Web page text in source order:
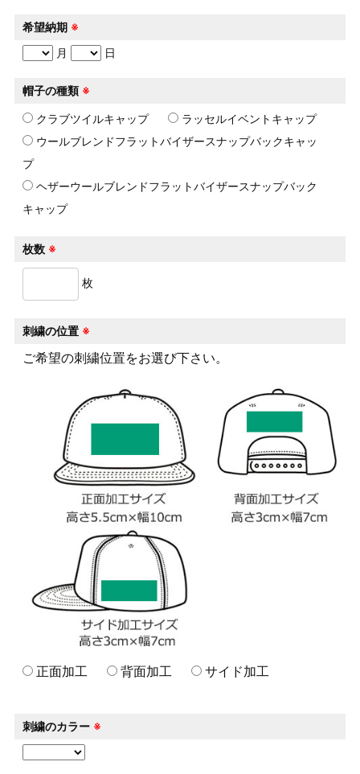
希望納期 ※
月
日
帽子の種類※
クラブツイルキャップ
ラッセルイベントキャップ
ウールブレンドフラットバイザースナップバックキャッ
プ
ヘザーウールブレンドフラットバイザースナップバック
キャップ
枚数※
枚
刺繍の位置※
ご希望の刺繍位置をお選び下さい。
正面加工 背面加工 サイド加工
刺繍のカラー※